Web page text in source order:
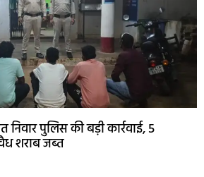
पुलिस की बड़ी कार्रवाई, 5
शराब जब्त